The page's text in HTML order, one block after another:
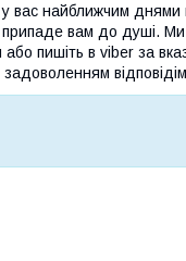
найближчим днями
вам до душі.
пишіть в viber за